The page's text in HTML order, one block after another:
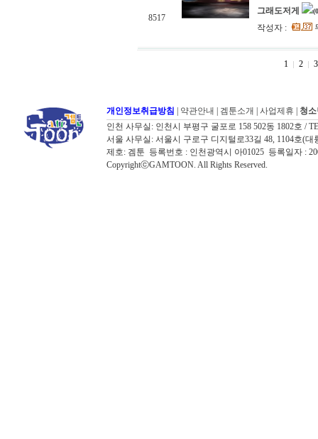
8517
그래도저게
작성자 :
1 2 3
개인정보취급방침 약관안내 겜툰소개 사업제휴
청
인천 사무실: 인천시 부평구 굴포로 158 502동 1802호 /
서울 사무실: 서울시 구로구 디지털로33길 48, 1104호(대
제호: 겜툰 등록번호 : 인천광역시 아01025 등록일자 :
CopyrightⓒGAMTOON. All Rights Reserved.